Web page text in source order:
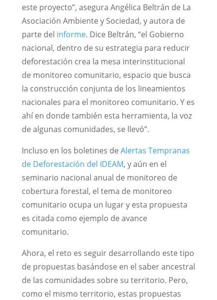
este proyecto”, asegura Angélica Beltrán de La
Asociación Ambiente y Sociedad, y autora de
parte del informe. Dice Beltrán, “el Gobierno
nacional, dentro de su estrategia para reducir
deforestación crea la mesa interinstitucional
de monitoreo comunitario, espacio que busca
la construcción conjunta de los lineamientos
nacionales para el monitoreo comunitario. Y es
ahí en donde también esta herramienta, la voz
de algunas comunidades, se llevó”.
Incluso en los boletines de Alertas Tempranas
de Deforestación del IDEAM, y aún en el
seminario nacional anual de monitoreo de
cobertura forestal, el tema de monitoreo
comunitario ocupa un lugar y esta propuesta
es citada como ejemplo de avance
comunitario.
Ahora, el reto es seguir desarrollando este tipo
de propuestas basándose en el saber ancestral
de las comunidades sobre su territorio. Pero,
como el mismo territorio, estas propuestas